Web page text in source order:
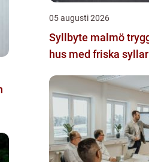
05 augusti 2026
Syllbyte malmö tryggare
hus med friska syllar